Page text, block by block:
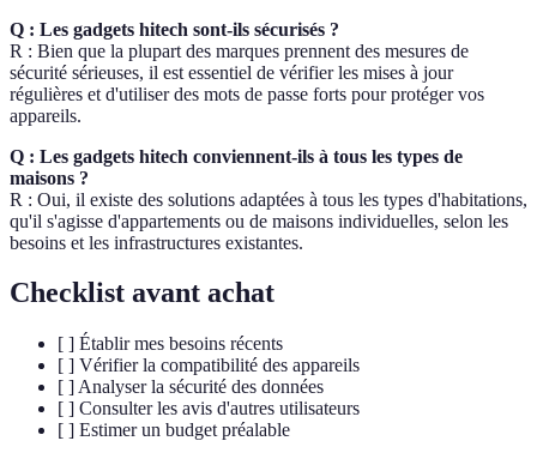
Q : Les gadgets hitech sont-ils sécurisés ?
R : Bien que la plupart des marques prennent des mesures de
sécurité sérieuses, il est essentiel de vérifier les mises à jour
régulières et d'utiliser des mots de passe forts pour protéger vos
appareils.
Q : Les gadgets hitech conviennent-ils à tous les types de
maisons ?
R : Oui, il existe des solutions adaptées à tous les types d'habitations,
qu'il s'agisse d'appartements ou de maisons individuelles, selon les
besoins et les infrastructures existantes.
Checklist avant achat
[ ] Établir mes besoins récents
[ ] Vérifier la compatibilité des appareils
[ ] Analyser la sécurité des données
[ ] Consulter les avis d'autres utilisateurs
[ ] Estimer un budget préalable